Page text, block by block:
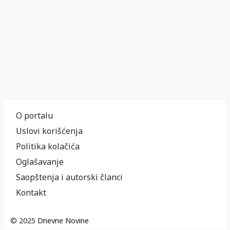
O portalu
Uslovi korišćenja
Politika kolačića
Oglašavanje
Saopštenja i autorski članci
Kontakt
© 2025 Dnevne Novine